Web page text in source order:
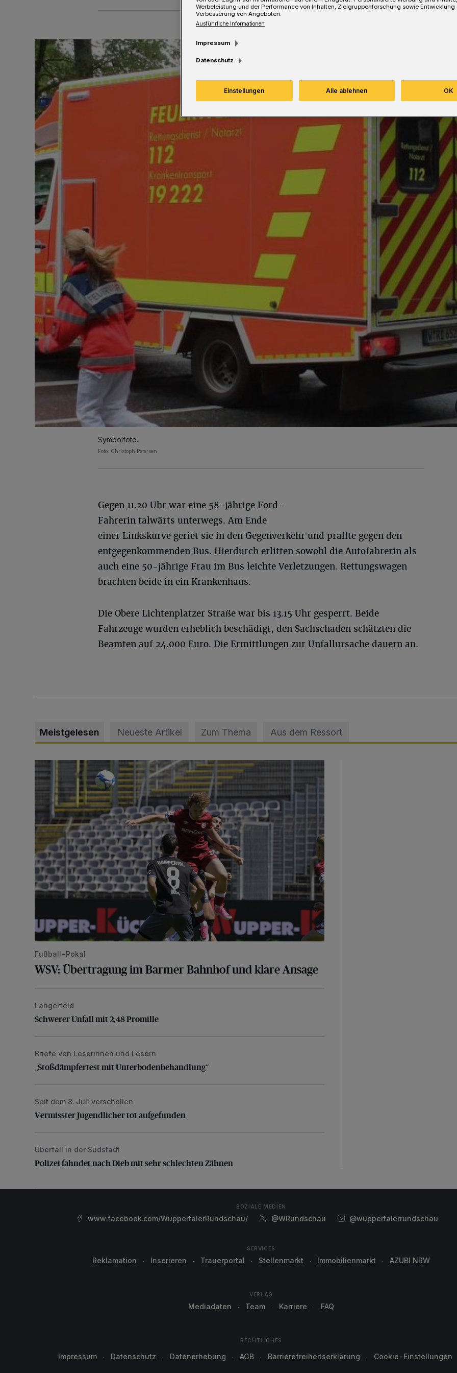
Symbolfoto.
Foto: Christoph Petersen
Gegen 11.20 Uhr war eine 58-jährige Ford-
Fahrerin talwärts unterwegs. Am Ende
einer Linkskurve geriet sie in den Gegenverkehr und prallte gegen den
entgegenkommenden Bus. Hierdurch erlitten sowohl die Autofahrerin als
auch eine 50-jährige Frau im Bus leichte Verletzungen. Rettungswagen
brachten beide in ein Krankenhaus.
Die Obere Lichtenplatzer Straße war bis 13.15 Uhr gesperrt. Beide
Fahrzeuge wurden erheblich beschädigt, den Sachschaden schätzten die
Beamten auf 24.000 Euro. Die Ermittlungen zur Unfallursache dauern an.
Meistgelesen Neueste Artikel Zum Thema Aus dem Ressort
WSV: Übertragung im Barmer Bahnhof und klare Ansage
Fußball-Pokal
WSV: Übertragung im Barmer Bahnhof und klare Ansage
Schwerer Unfall mit 2,48 Promille
Langerfeld
Schwerer Unfall mit 2,48 Promille
„Stoßdämpfertest mit Unterbodenbehandlung“
Briefe von Leserinnen und Lesern
„Stoßdämpfertest mit Unterbodenbehandlung“
Vermisster Jugendlicher tot aufgefunden
Seit dem 8. Juli verschollen
Vermisster Jugendlicher tot aufgefunden
Polizei fahndet nach Dieb mit sehr schlechten Zähnen
Überfall in der Südstadt
Polizei fahndet nach Dieb mit sehr schlechten Zähnen
SOZIALE MEDIEN
www.facebook.com/WuppertalerRundschau/ @WRundschau @wuppertalerrundschau
SERVICES
Reklamation Inserieren Trauerportal Stellenmarkt Immobilienmarkt AZUBI NRW
VERLAG
Mediadaten Team Karriere FAQ
RECHTLICHES
Impressum Datenschutz Datenerhebung AGB Barrierefreiheitserklärung Cookie-Einstellungen
Werbeleistung und der Performance von Inhalten, Zielgruppenforschung sowie Entwicklung
Verbesserung von Angeboten.
Ausführliche Informationen
Impressum
Datenschutz
Einstellungen Alle ablehnen OK